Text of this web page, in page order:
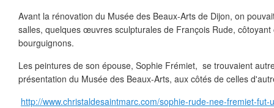
Avant la rénovation du Musée des Beaux-Arts de Dijon, on
salles, quelques œuvres sculpturales de François Rude,
bourguignons.
Les peintures de son épouse, Sophie Frémiet, se trouvaient
présentation du Musée des Beaux-Arts, aux côtés de celles
http://www.christaldesaintmarc.com/sophie-rude-nee-fremiet-